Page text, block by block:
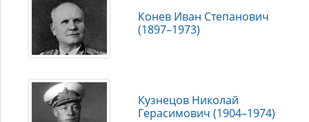
Конев Иван Степанович
(1897–1973)
Кузнецов Николай
Герасимович (1904–1974)